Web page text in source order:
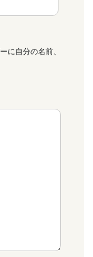
に自分の名前、